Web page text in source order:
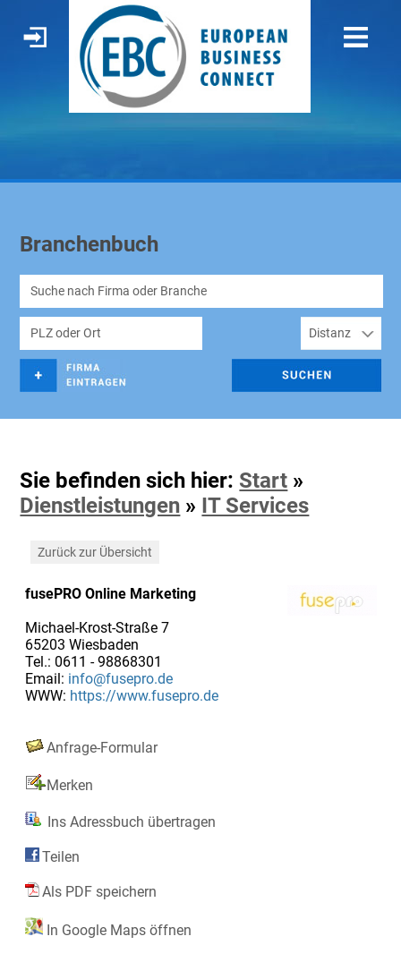
Branchenbuch
Sie befinden sich hier: Start »
Dienstleistungen » IT Services
Zurück zur Übersicht
fusePRO Online Marketing
Michael-Krost-Straße 7
65203 Wiesbaden
Tel.: 0611 - 98868301
Email: info@fusepro.de
WWW: https://www.fusepro.de
Anfrage-Formular
Merken
Ins Adressbuch übertragen
Teilen
Als PDF speichern
In Google Maps öffnen